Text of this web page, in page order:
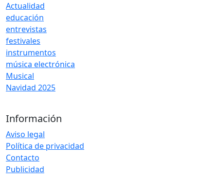
Actualidad
educación
entrevistas
festivales
instrumentos
música electrónica
Musical
Navidad 2025
Información
Aviso legal
Política de privacidad
Contacto
Publicidad